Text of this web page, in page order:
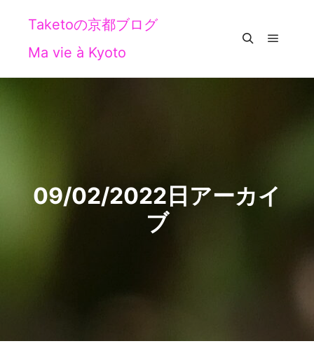
Taketoの京都ブログ
Ma vie à Kyoto
09/02/2022日アーカイ
ブ